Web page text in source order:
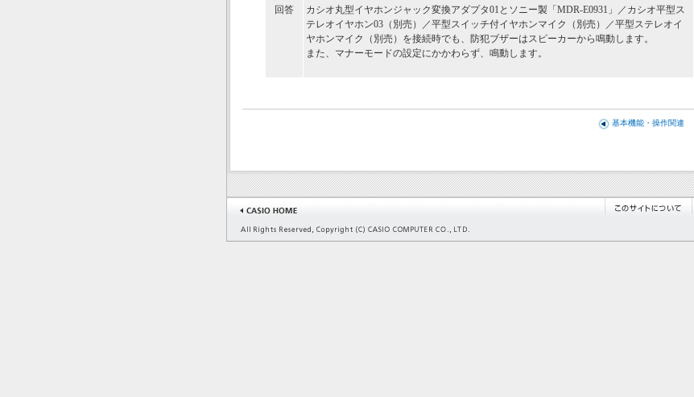
回答
カシオ丸型イヤホンジャック変換アダプタ01とソニー製「MDR-E0931」／カシオ平型ス
テレオイヤホン03（別売）／平型スイッチ付イヤホンマイク（別売）／平型ステレオイ
ヤホンマイク（別売）を接続時でも、防犯ブザーはスピーカーから鳴動します。
また、マナーモードの設定にかかわらず、鳴動します。
基本機能・操作関連